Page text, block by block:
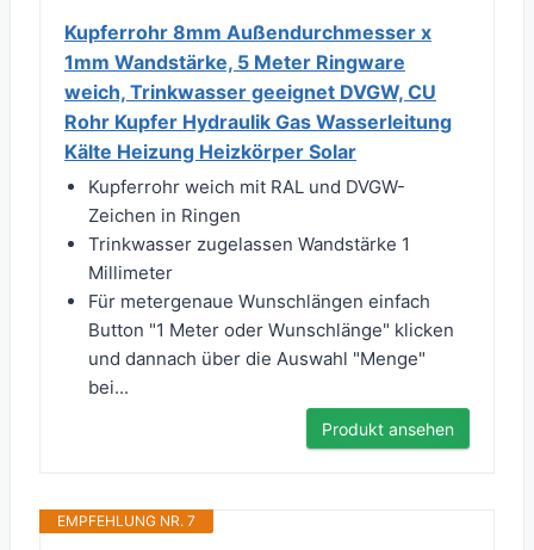
Kupferrohr 8mm Außendurchmesser x
1mm Wandstärke, 5 Meter Ringware
weich, Trinkwasser geeignet DVGW, CU
Rohr Kupfer Hydraulik Gas Wasserleitung
Kälte Heizung Heizkörper Solar
Kupferrohr weich mit RAL und DVGW-
Zeichen in Ringen
Trinkwasser zugelassen Wandstärke 1
Millimeter
Für metergenaue Wunschlängen einfach
Button "1 Meter oder Wunschlänge" klicken
und dannach über die Auswahl "Menge"
bei...
Produkt ansehen
EMPFEHLUNG NR. 7